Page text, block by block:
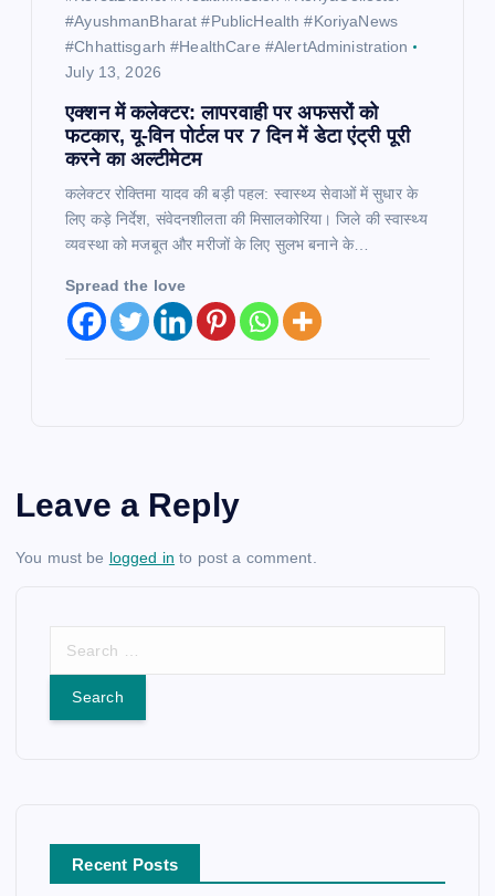
#AyushmanBharat #PublicHealth #KoriyaNews
#Chhattisgarh #HealthCare #AlertAdministration
July 13, 2026
एक्शन में कलेक्टर: लापरवाही पर अफसरों को
फटकार, यू-विन पोर्टल पर 7 दिन में डेटा एंट्री पूरी
करने का अल्टीमेटम
कलेक्टर रोक्तिमा यादव की बड़ी पहल: स्वास्थ्य सेवाओं में सुधार के
लिए कड़े निर्देश, संवेदनशीलता की मिसालकोरिया। जिले की स्वास्थ्य
व्यवस्था को मजबूत और मरीजों के लिए सुलभ बनाने के…
Spread the love
Leave a Reply
You must be logged in to post a comment.
r
Recent Posts